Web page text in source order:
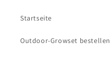
Startseite
Outdoor-Growset bestellen